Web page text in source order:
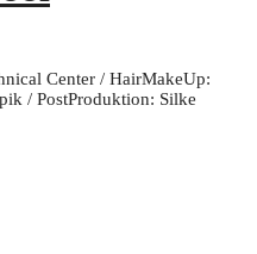
Center / HairMakeUp:
/ PostProduktion: Silke